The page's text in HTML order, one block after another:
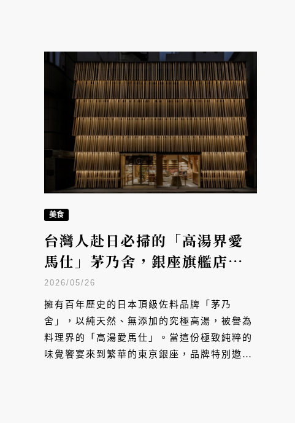
美食
台灣人赴日必掃的「高湯界愛
馬仕」茅乃舍，銀座旗艦店由
隈研吾操刀：在繁華都會種下
一座森林
2026/05/26
擁有百年歷史的日本頂級佐料品牌「茅乃
舍」，以純天然、無添加的究極高湯，被譽為
料理界的「高湯愛馬仕」。當這份極致純粹的
味覺饗宴來到繁華的東京銀座，品牌特別邀請